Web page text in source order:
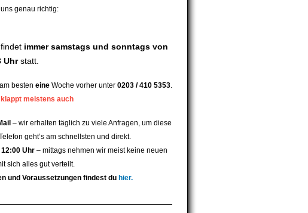
genau richtig:
immer samstags und sonntags von
Uhrstatt.
besten eine Woche vorher unter 0203 / 410 5353.
meistens auch
– wir erhalten täglich zu viele Anfragen, um diese
geht’s am schnellsten und direkt.
Uhr– mittags nehmen wir meist keine neuen
sich alles gut verteilt.
und Voraussetzungen findest du hier.